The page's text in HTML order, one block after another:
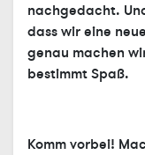
nachgedacht.
dass wir eine
genau machen
bestimmt Spaß.
Komm vorbei!